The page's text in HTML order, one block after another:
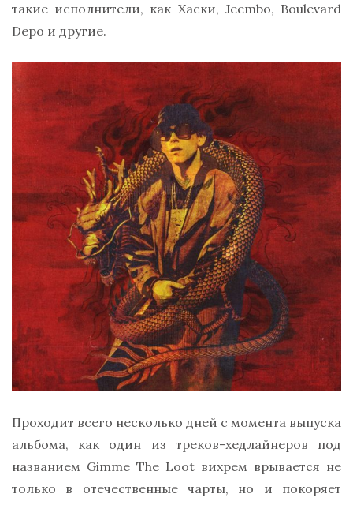
такие исполнители, как Хаски, Jeembo, Boulevard
Depo и другие.
Проходит всего несколько дней с момента выпуска
альбома, как один из треков-хедлайнеров под
названием Gimme The Loot вихрем врывается не
только в отечественные чарты, но и покоряет